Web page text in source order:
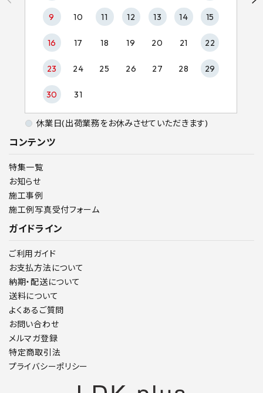
コンテンツ
特集一覧
お知らせ
施工事例
施工例写真受付フォーム
ガイドライン
ご利用ガイド
お支払方法について
納期・配送について
送料について
よくあるご質問
お問い合わせ
メルマガ登録
特定商取引法
プライバシーポリシー
9 10 11 12 13 14 15
16 17 18 19 20 21 22
23 24 25 26 27 28 29
30 31
休業日(出荷業務をお休みさせていただきます)